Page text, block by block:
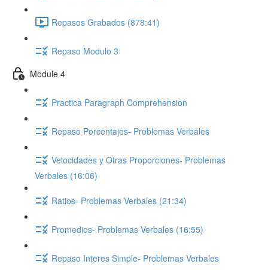
Repasos Grabados (878:41)
Repaso Modulo 3
Module 4
Practica Paragraph Comprehension
Repaso Porcentajes- Problemas Verbales
Velocidades y Otras Proporciones- Problemas
Verbales (16:06)
Ratios- Problemas Verbales (21:34)
Promedios- Problemas Verbales (16:55)
Repaso Interes Simple- Problemas Verbales